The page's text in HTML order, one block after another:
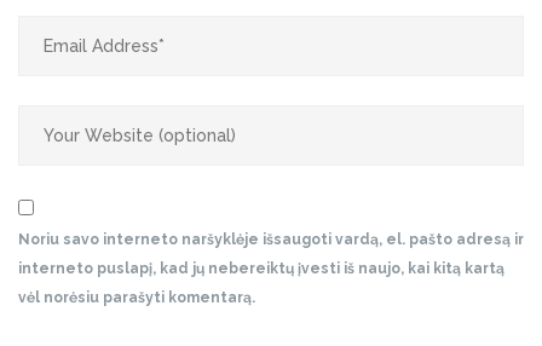
Noriu savo interneto naršyklėje išsaugoti vardą, el. pašto adresą ir
interneto puslapį, kad jų nebereiktų įvesti iš naujo, kai kitą kartą
vėl norėsiu parašyti komentarą.